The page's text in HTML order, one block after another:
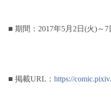
■ 期間：2017年5月2日(火)～7
■ 掲載URL： https://